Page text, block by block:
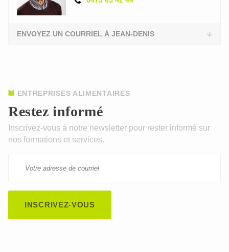
ENVOYEZ UN COURRIEL À JEAN-DENIS
Restez informé
ENTREPRISES ALIMENTAIRES
Inscrivez-vous à notre newsletter pour rester informé sur
nos formations et services.